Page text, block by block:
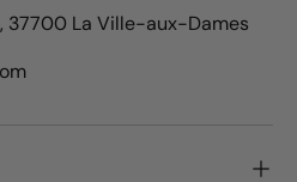
37700 La Ville-aux-Dames